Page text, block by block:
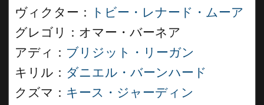
ヴィクター：
トビー・レナード・ムーア
グレゴリ：オマー・バーネア
アディ： ブリジット・リーガン
キリル： ダニエル・バーンハード
クズマ： キース・ジャーディン